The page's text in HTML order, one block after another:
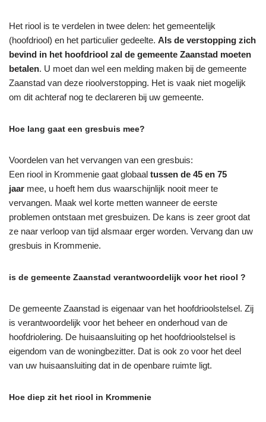
Het riool is te verdelen in twee delen: het gemeentelijk
(hoofdriool) en het particulier gedeelte. Als de verstopping zich
bevind in het hoofdriool zal de gemeente Zaanstad moeten
betalen. U moet dan wel een melding maken bij de gemeente
Zaanstad van deze rioolverstopping. Het is vaak niet mogelijk
om dit achteraf nog te declareren bij uw gemeente.
Hoe lang gaat een gresbuis mee?
Voordelen van het vervangen van een gresbuis:
Een riool in Krommenie gaat globaal tussen de 45 en 75
jaar mee, u hoeft hem dus waarschijnlijk nooit meer te
vervangen. Maak wel korte metten wanneer de eerste
problemen ontstaan met gresbuizen. De kans is zeer groot dat
ze naar verloop van tijd alsmaar erger worden. Vervang dan uw
gresbuis in Krommenie.
is de gemeente Zaanstad verantwoordelijk voor het riool ?
De gemeente Zaanstad is eigenaar van het hoofdrioolstelsel. Zij
is verantwoordelijk voor het beheer en onderhoud van de
hoofdriolering. De huisaansluiting op het hoofdrioolstelsel is
eigendom van de woningbezitter. Dat is ook zo voor het deel
van uw huisaansluiting dat in de openbare ruimte ligt.
Hoe diep zit het riool in Krommenie